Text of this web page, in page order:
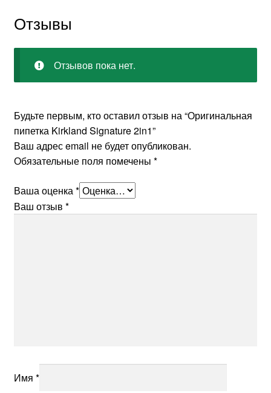
Отзывы
Отзывов пока нет.
Будьте первым, кто оставил отзыв на “Оригинальная
пипетка Kirkland Signature 2in1”
Ваш адрес email не будет опубликован.
Обязательные поля помечены *
Ваша оценка*
Ваш отзыв *
Имя *